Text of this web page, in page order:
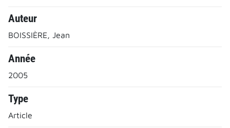
Auteur
BOISSIÈRE, Jean
Année
2005
Type
Article